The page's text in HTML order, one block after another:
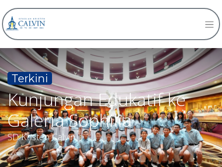
Terkini
Kunjungan Edukatif ke
Galeria Sophilia
SD Kristen Calvin